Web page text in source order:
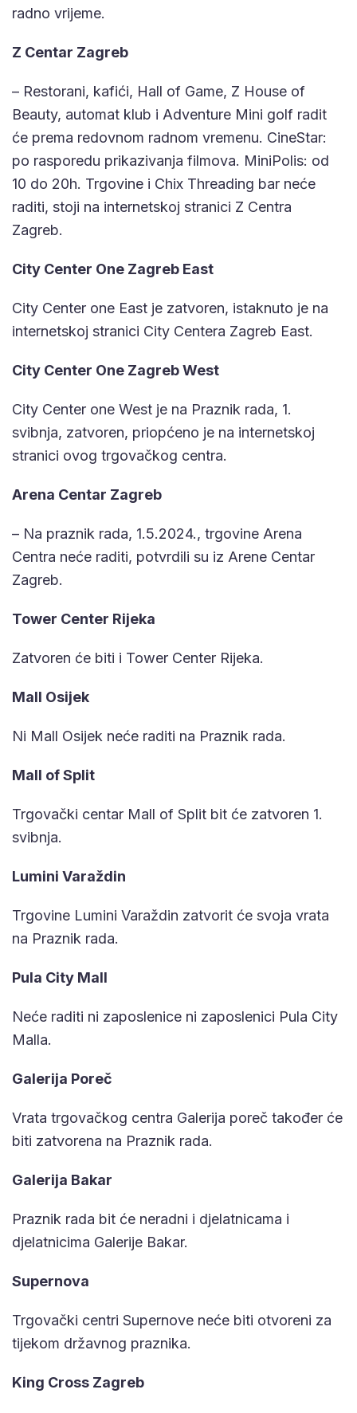
radno vrijeme.
Z Centar Zagreb
– Restorani, kafići, Hall of Game, Z House of
Beauty, automat klub i Adventure Mini golf radit
će prema redovnom radnom vremenu. CineStar:
po rasporedu prikazivanja filmova. MiniPolis: od
10 do 20h. Trgovine i Chix Threading bar neće
raditi, stoji na internetskoj stranici Z Centra
Zagreb.
City Center One Zagreb East
City Center one East je zatvoren, istaknuto je na
internetskoj stranici City Centera Zagreb East.
City Center One Zagreb West
City Center one West je na Praznik rada, 1.
svibnja, zatvoren, priopćeno je na internetskoj
stranici ovog trgovačkog centra.
Arena Centar Zagreb
– Na praznik rada, 1.5.2024., trgovine Arena
Centra neće raditi, potvrdili su iz Arene Centar
Zagreb.
Tower Center Rijeka
Zatvoren će biti i Tower Center Rijeka.
Mall Osijek
Ni Mall Osijek neće raditi na Praznik rada.
Mall of Split
Trgovački centar Mall of Split bit će zatvoren 1.
svibnja.
Lumini Varaždin
Trgovine Lumini Varaždin zatvorit će svoja vrata
na Praznik rada.
Pula City Mall
Neće raditi ni zaposlenice ni zaposlenici Pula City
Malla.
Galerija Poreč
Vrata trgovačkog centra Galerija poreč također će
biti zatvorena na Praznik rada.
Galerija Bakar
Praznik rada bit će neradni i djelatnicama i
djelatnicima Galerije Bakar.
Supernova
Trgovački centri Supernove neće biti otvoreni za
tijekom državnog praznika.
King Cross Zagreb